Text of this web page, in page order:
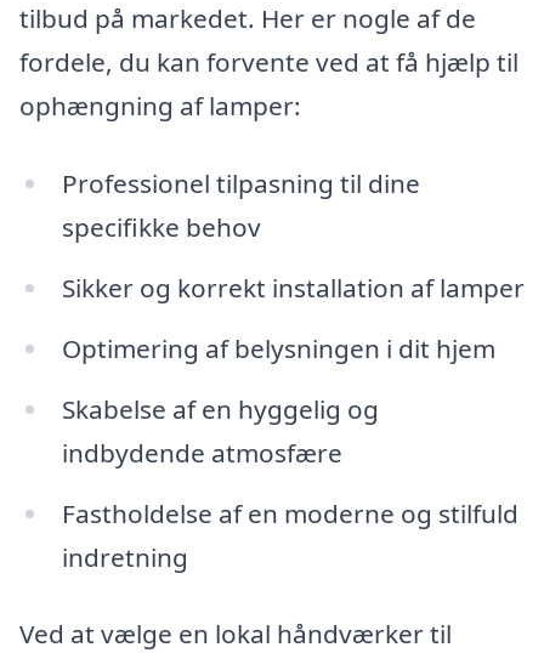
tilbud på markedet. Her er nogle af de
fordele, du kan forvente ved at få hjælp til
ophængning af lamper:
Professionel tilpasning til dine
specifikke behov
Sikker og korrekt installation af lamper
Optimering af belysningen i dit hjem
Skabelse af en hyggelig og
indbydende atmosfære
Fastholdelse af en moderne og stilfuld
indretning
Ved at vælge en lokal håndværker til